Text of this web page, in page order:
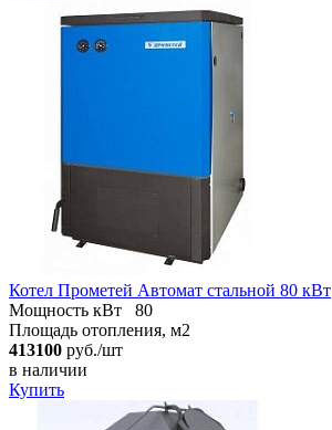
Котел Прометей Автомат стальной 80 кВт
Мощность кВт
80
Площадь отопления, м2
413100 руб./шт
в наличии
Купить